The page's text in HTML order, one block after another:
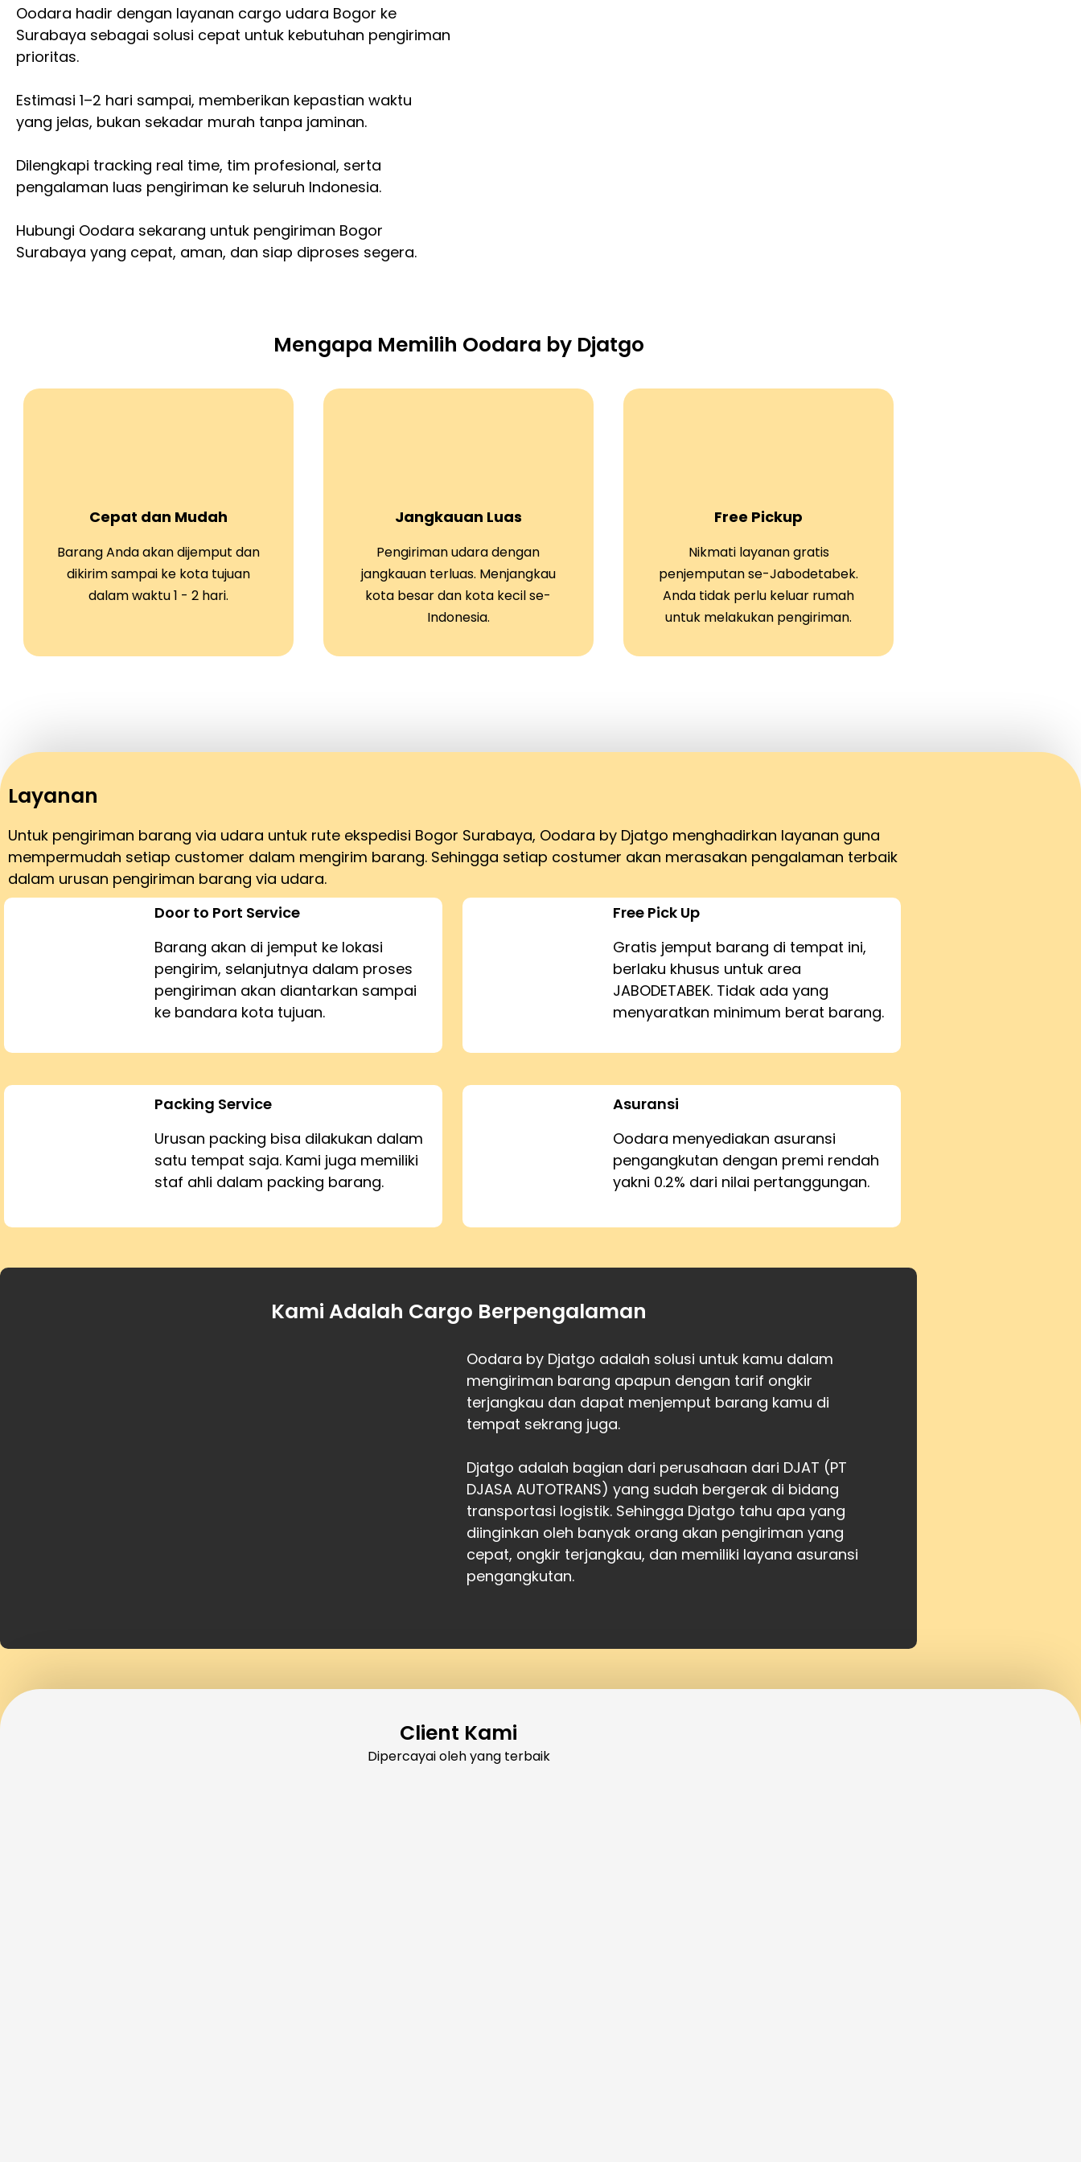
Oodara hadir dengan layanan cargo udara Bogor ke
Surabaya sebagai solusi cepat untuk kebutuhan pengiriman
prioritas.
Estimasi 1–2 hari sampai, memberikan kepastian waktu
yang jelas, bukan sekadar murah tanpa jaminan.
Dilengkapi tracking real time, tim profesional, serta
pengalaman luas pengiriman ke seluruh Indonesia.
Hubungi Oodara sekarang untuk pengiriman Bogor
Surabaya yang cepat, aman, dan siap diproses segera.
Mengapa Memilih Oodara by Djatgo
Cepat dan Mudah
Barang Anda akan dijemput dan
dikirim sampai ke kota tujuan
dalam waktu 1 - 2 hari.
Jangkauan Luas
Pengiriman udara dengan
jangkauan terluas. Menjangkau
kota besar dan kota kecil se-
Indonesia.
Free Pickup
Nikmati layanan gratis
penjemputan se-Jabodetabek.
Anda tidak perlu keluar rumah
untuk melakukan pengiriman.
Layanan
Untuk pengiriman barang via udara untuk rute ekspedisi Bogor Surabaya, Oodara by Djatgo menghadirkan layanan guna
mempermudah setiap customer dalam mengirim barang. Sehingga setiap costumer akan merasakan pengalaman terbaik
dalam urusan pengiriman barang via udara.
Door to Port Service
Barang akan di jemput ke lokasi
pengirim, selanjutnya dalam proses
pengiriman akan diantarkan sampai
ke bandara kota tujuan.
Free Pick Up
Gratis jemput barang di tempat ini,
berlaku khusus untuk area
JABODETABEK. Tidak ada yang
menyaratkan minimum berat barang.
Packing Service
Urusan packing bisa dilakukan dalam
satu tempat saja. Kami juga memiliki
staf ahli dalam packing barang.
Asuransi
Oodara menyediakan asuransi
pengangkutan dengan premi rendah
yakni 0.2% dari nilai pertanggungan.
Kami Adalah Cargo Berpengalaman
Oodara by Djatgo adalah solusi untuk kamu dalam
mengiriman barang apapun dengan tarif ongkir
terjangkau dan dapat menjemput barang kamu di
tempat sekrang juga.
Djatgo adalah bagian dari perusahaan dari DJAT (PT
DJASA AUTOTRANS) yang sudah bergerak di bidang
transportasi logistik. Sehingga Djatgo tahu apa yang
diinginkan oleh banyak orang akan pengiriman yang
cepat, ongkir terjangkau, dan memiliki layana asuransi
pengangkutan.
Client Kami
Dipercayai oleh yang terbaik